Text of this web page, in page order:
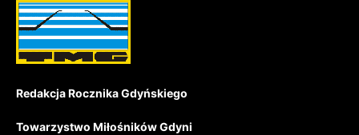
Redakcja Rocznika Gdyńskiego
Towarzystwo Miłośników Gdyni